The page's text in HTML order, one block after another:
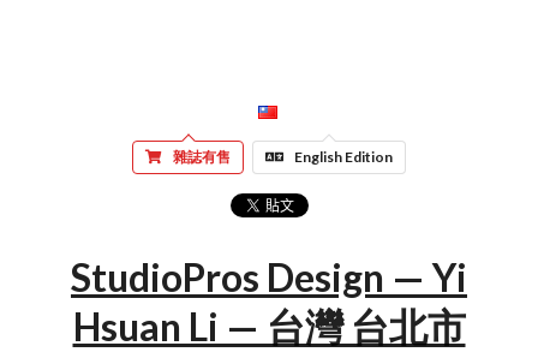
雜誌有售 English Edition
StudioPros Design — Yi
Hsuan Li — 台灣 台北市